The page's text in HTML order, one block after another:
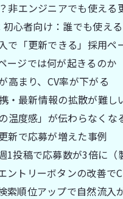
非エンジニアでも使える
初心者向け：誰でも使え
で「更新できる」採用ペ
ージでは何が起きるのか
高まり、CV率が下がる
・最新情報の拡散が難し
温度感」が伝わらなくな
新で応募が増えた事例
投稿で応募数が3倍に（
トリーボタンの改善で
順位アップで自然流入